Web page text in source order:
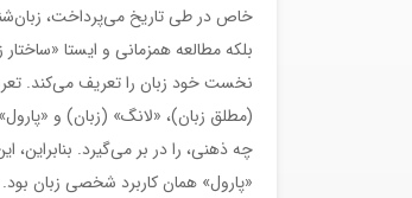
خاص در طی تاریخ می‌پرداخت،
بلکه مطالعه همزمانی و ایستا
نخست خود زبان را تعریف می‌کند.
(مطلق زبان)، «لانگ» (زبان) و
چه ذهنی، را در بر می‌گیرد.
«پارول» همان کاربرد شخصی زبان